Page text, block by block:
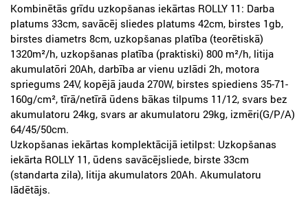
Kombinētās grīdu uzkopšanas iekārtas ROLLY 11: Darba
platums 33cm, savācēj sliedes platums 42cm, birstes 1gb,
birstes diametrs 8cm, uzkopšanas platība (teorētiskā)
1320m²/h, uzkopšanas platība (praktiski) 800 m²/h, litija
akumulatōri 20Ah, darbība ar vienu uzlādi 2h, motora
spriegums 24V, kopējā jauda 270W, birstes spiediens 35-71-
160g/cm², tīrā/netīrā ūdens bākas tilpums 11/12, svars bez
akumulatoru 24kg, svars ar akumulatoru 29kg, izmēri(G/P/A)
64/45/50cm.
Uzkopšanas iekārtas komplektācijā ietilpst: Uzkopšanas
iekārta ROLLY 11, ūdens savācējsliede, birste 33cm
(standarta zila), litija akumulators 20Ah. Akumulatoru
lādētājs.